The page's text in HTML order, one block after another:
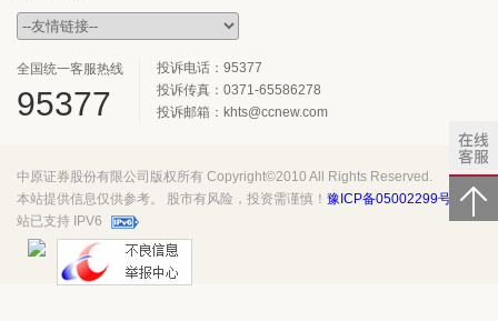
全国统一客服热线
95377
投诉电话：95377
投诉传真：0371-65586278
投诉邮箱：khts@ccnew.com
中原证券股份有限公司版权所有 Copyright©2010 All Rights Reserved.
本站提供信息仅供参考。 股市有风险，投资需谨慎！ 豫ICP备05002299号
本网
站已支持 IPV6